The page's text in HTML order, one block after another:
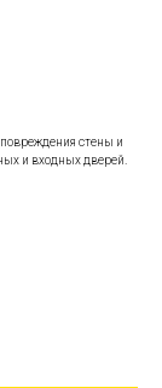
стены и
и входных дверей.